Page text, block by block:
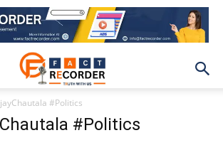
#Politics
#Politics